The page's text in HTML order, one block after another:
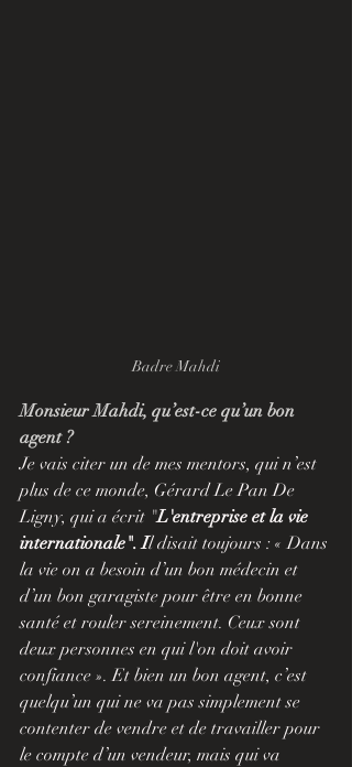
Badre Mahdi
Monsieur Mahdi, qu’est-ce qu’un bon
agent ?
Je vais citer un de mes mentors, qui n’est
plus de ce monde, Gérard Le Pan De
Ligny, qui a écrit "L'entreprise et la vie
internationale". Il disait toujours : « Dans
la vie on a besoin d’un bon médecin et
d’un bon garagiste pour être en bonne
santé et rouler sereinement. Ceux sont
deux personnes en qui l'on doit avoir
confiance ». Et bien un bon agent, c’est
quelqu’un qui ne va pas simplement se
contenter de vendre et de travailler pour
le compte d’un vendeur, mais qui va